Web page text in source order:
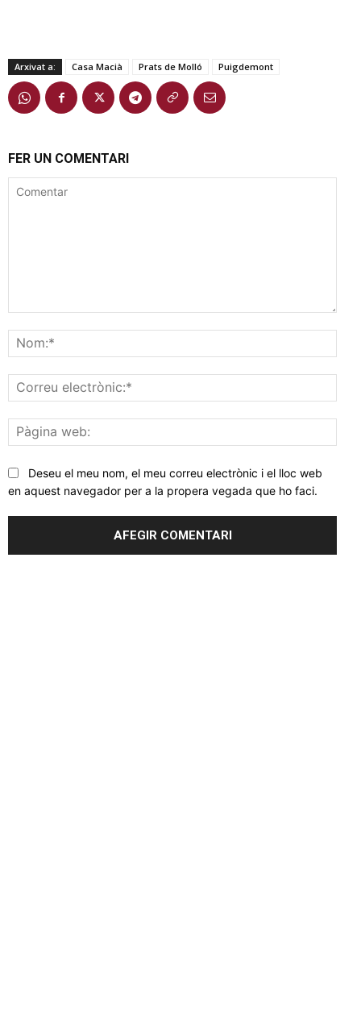
Arxivat a: Casa Macià Prats de Molló Puigdemont
FER UN COMENTARI
web:
Deseu el meu nom, el meu correu electrònic i el lloc web
en aquest navegador per a la propera vegada que ho faci.